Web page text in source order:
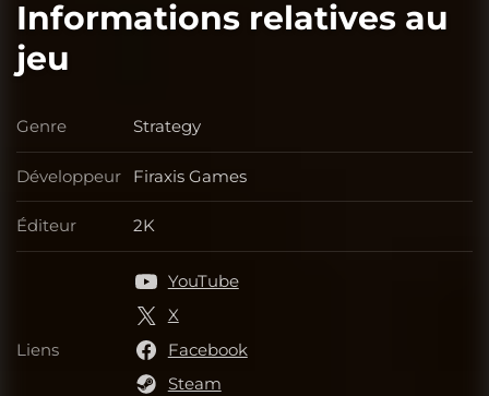
Informations relatives au
jeu
Genre Genre
Strategy
Développeur Développeur
Firaxis Games
Éditeur Éditeur
2K
Liens Liens
YouTube
X
Facebook
Steam